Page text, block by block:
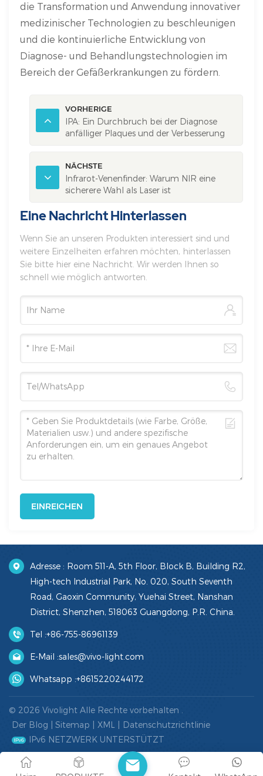
die Transformation und Anwendung innovativer
medizinischer Technologien zu beschleunigen
und die kontinuierliche Entwicklung von
Diagnose- und Behandlungstechnologien im
Bereich der Gefäßerkrankungen zu fördern.
VORHERIGE
IPA: Ein Durchbruch bei der Diagnose
anfälliger Plaques und der Verbesserung
NÄCHSTE
Infrarot-Venenfinder: Warum NIR eine
sicherere Wahl als Laser ist
Eine Nachricht Hinterlassen
Wenn Sie an unseren Produkten interessiert sind und
weitere Einzelheiten erfahren möchten, hinterlassen
Sie bitte hier eine Nachricht. Wir werden Ihnen so
schnell wie möglich antworten.
EINREICHEN
Adresse : Room 511-A, 5th Floor, Block B, Building R2,
High-tech Industrial Park, No. 020, South Seventh
Road, Gaoxin Community, Yuehai Street, Nanshan
District, Shenzhen, 518063 Guangdong, P.R. China.
Tel :+86-755-86961139
E-Mail :sales@vivo-light.com
Whatsapp :+8615220244172
© 2026 Vivolight Alle Rechte vorbehalten .
Der Blog
Sitemap XML
Datenschutzrichtlinie
IPv6 NETZWERK UNTERSTÜTZT